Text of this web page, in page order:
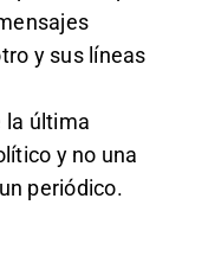
y sus líneas
la última
y no una
periódico.